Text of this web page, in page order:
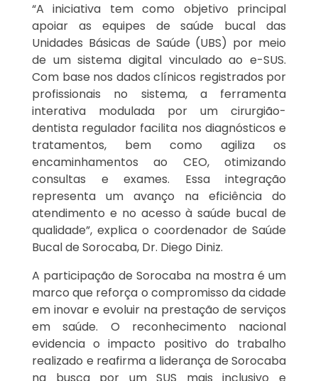
“A iniciativa tem como objetivo principal
apoiar as equipes de saúde bucal das
Unidades Básicas de Saúde (UBS) por meio
de um sistema digital vinculado ao e-SUS.
Com base nos dados clínicos registrados por
profissionais no sistema, a ferramenta
interativa modulada por um cirurgião-
dentista regulador facilita nos diagnósticos e
tratamentos, bem como agiliza os
encaminhamentos ao CEO, otimizando
consultas e exames. Essa integração
representa um avanço na eficiência do
atendimento e no acesso à saúde bucal de
qualidade”, explica o coordenador de Saúde
Bucal de Sorocaba, Dr. Diego Diniz.
A participação de Sorocaba na mostra é um
marco que reforça o compromisso da cidade
em inovar e evoluir na prestação de serviços
em saúde. O reconhecimento nacional
evidencia o impacto positivo do trabalho
realizado e reafirma a liderança de Sorocaba